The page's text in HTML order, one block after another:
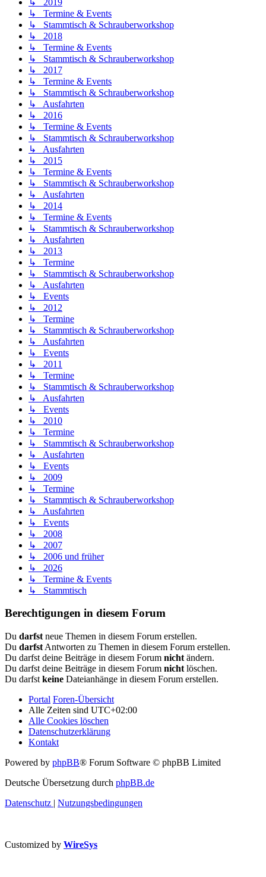
↳ Termine & Events
↳ Stammtisch & Schrauberworkshop
↳ 2018
↳ Termine & Events
↳ Stammtisch & Schrauberworkshop
↳ 2017
↳ Termine & Events
↳ Stammtisch & Schrauberworkshop
↳ Ausfahrten
↳ 2016
↳ Termine & Events
↳ Stammtisch & Schrauberworkshop
↳ Ausfahrten
↳ 2015
↳ Termine & Events
↳ Stammtisch & Schrauberworkshop
↳ Ausfahrten
↳ 2014
↳ Termine & Events
↳ Stammtisch & Schrauberworkshop
↳ Ausfahrten
↳ 2013
↳ Termine
↳ Stammtisch & Schrauberworkshop
↳ Ausfahrten
↳ Events
↳ 2012
↳ Termine
↳ Stammtisch & Schrauberworkshop
↳ Ausfahrten
↳ Events
↳ 2011
↳ Termine
↳ Stammtisch & Schrauberworkshop
↳ Ausfahrten
↳ Events
↳ 2010
↳ Termine
↳ Stammtisch & Schrauberworkshop
↳ Ausfahrten
↳ Events
↳ 2009
↳ Termine
↳ Stammtisch & Schrauberworkshop
↳ Ausfahrten
↳ Events
↳ 2008
↳ 2007
↳ 2006 und früher
↳ 2026
↳ Termine & Events
↳ Stammtisch
Berechtigungen in diesem Forum
Du darfst neue Themen in diesem Forum erstellen.
Du darfst Antworten zu Themen in diesem Forum erstellen.
Du darfst deine Beiträge in diesem Forum nicht ändern.
Du darfst deine Beiträge in diesem Forum nicht löschen.
Du darfst keine Dateianhänge in diesem Forum erstellen.
Portal Foren-Übersicht
Alle Zeiten sind UTC+02:00
Alle Cookies löschen
Datenschutzerklärung
Kontakt
Powered by phpBB® Forum Software © phpBB Limited
Deutsche Übersetzung durch phpBB.de
Datenschutz | Nutzungsbedingungen
Customized by WireSys